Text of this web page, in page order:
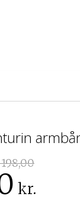
198,00
kr.